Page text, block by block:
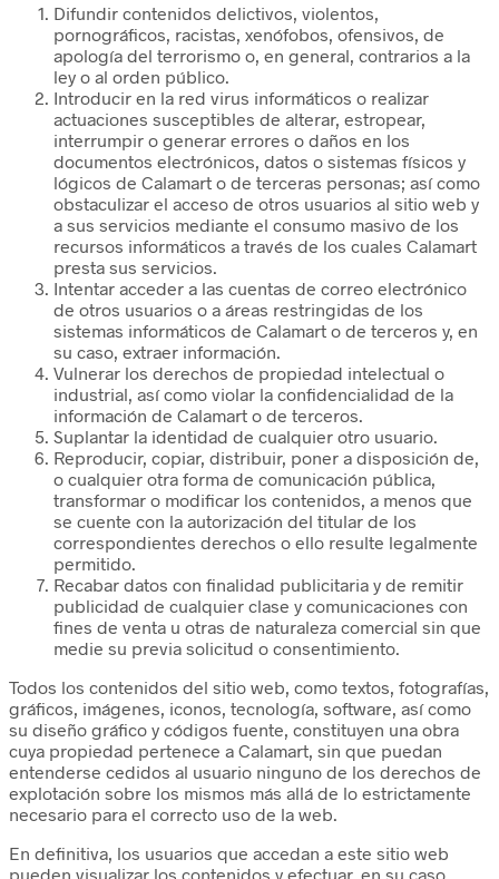
Difundir contenidos delictivos, violentos,
pornográficos, racistas, xenófobos, ofensivos, de
apología del terrorismo o, en general, contrarios a la
ley o al orden público.
Introducir en la red virus informáticos o realizar
actuaciones susceptibles de alterar, estropear,
interrumpir o generar errores o daños en los
documentos electrónicos, datos o sistemas físicos y
lógicos de Calamart o de terceras personas; así como
obstaculizar el acceso de otros usuarios al sitio web y
a sus servicios mediante el consumo masivo de los
recursos informáticos a través de los cuales Calamart
presta sus servicios.
Intentar acceder a las cuentas de correo electrónico
de otros usuarios o a áreas restringidas de los
sistemas informáticos de Calamart o de terceros y, en
su caso, extraer información.
Vulnerar los derechos de propiedad intelectual o
industrial, así como violar la confidencialidad de la
información de Calamart o de terceros.
Suplantar la identidad de cualquier otro usuario.
Reproducir, copiar, distribuir, poner a disposición de,
o cualquier otra forma de comunicación pública,
transformar o modificar los contenidos, a menos que
se cuente con la autorización del titular de los
correspondientes derechos o ello resulte legalmente
permitido.
Recabar datos con finalidad publicitaria y de remitir
publicidad de cualquier clase y comunicaciones con
fines de venta u otras de naturaleza comercial sin que
medie su previa solicitud o consentimiento.
Todos los contenidos del sitio web, como textos, fotografías,
gráficos, imágenes, iconos, tecnología, software, así como
su diseño gráfico y códigos fuente, constituyen una obra
cuya propiedad pertenece a Calamart, sin que puedan
entenderse cedidos al usuario ninguno de los derechos de
explotación sobre los mismos más allá de lo estrictamente
necesario para el correcto uso de la web.
En definitiva, los usuarios que accedan a este sitio web
pueden visualizar los contenidos y efectuar, en su caso,